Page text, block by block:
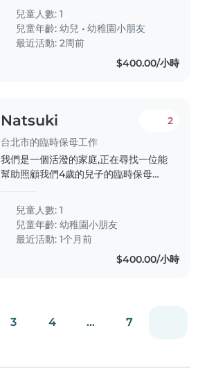
甜食、冰品 3.作息正常 主要照顧者:媽
媽,媽媽工作是服務業,假日需要輪班 假
日的主要照顧者:爸爸,爸爸好溝通,但比
較容易寵溺小孩 貓:慢熟,但不會攻擊
兒童人數: 1
兒童年齡:幼兒 •幼稚園小朋友
最近活動: 2周前
$400.00/小時
Natsuki
台北市的臨時保母工作
2
我們是一個活潑的家庭,正在尋找一位能
幫助照顧我們4歲的兒子的臨時保母或
創意且愛運動,因此我們希望找到一位能
陪伴他玩耍、幫助做功課,並能負責簡單
家務的保母。我們的家是日語環境,希望
保母能熟悉中文英文日文。歡迎有興趣
的保母聯繫我們,我們很期待認識你!
兒童人數: 1
兒童年齡:幼稚園小朋友
最近活動: 1个月前
$400.00/小時
3 4 ... 7